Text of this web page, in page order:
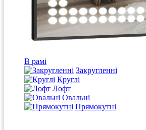
В рамі
Закругленні
Круглі
Лофт
Овальні
Прямокутні